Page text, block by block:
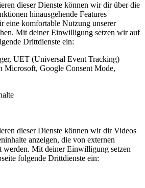
dieser Dienste können wir dir über die
hinausgehende Features
eine komfortable Nutzung unserer
Mit deiner Einwilligung setzen wir auf
Drittdienste ein:
UET (Universal Event Tracking)
Microsoft, Google Consent Mode,
dieser Dienste können wir dir Videos
anzeigen, die von externen
werden. Mit deiner Einwilligung setzen
folgende Drittdienste ein: